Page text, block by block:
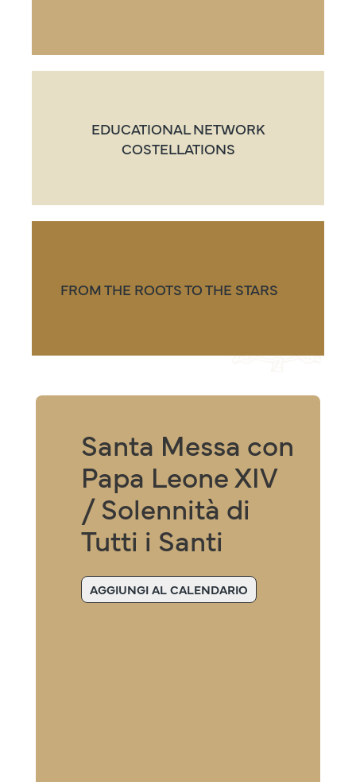
EDUCATIONAL NETWORK
COSTELLATIONS
FROM THE ROOTS TO THE STARS
Santa Messa con
Papa Leone XIV
/ Solennità di
Tutti i Santi
AGGIUNGI AL CALENDARIO